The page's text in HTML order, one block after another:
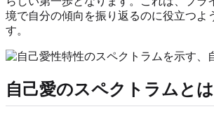
境で自分の傾向を振り返るのに役立つよ
す。
自己愛のスペクトラムとは